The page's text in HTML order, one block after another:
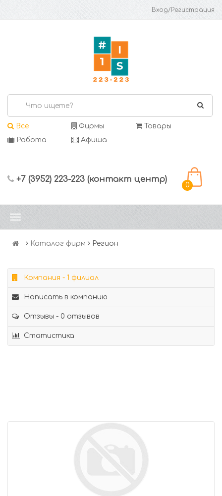
Вход/Регистрация
Все Фирмы
Товары
Работа
Афиша
+7 (3952) 223-223 (контакт центр)
0
Каталог фирм Регион
Компания - 1 филиал
Написать в компанию
Отзывы - 0 отзывов
Статистика